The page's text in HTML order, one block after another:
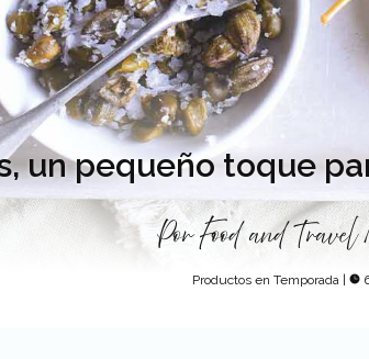
un pequeño toque
Por Food and Travel
Productos en Temporada